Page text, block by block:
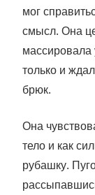
мог
смысл. Она
массировала
только и
брюк.
Она
тело и как
рубашку.